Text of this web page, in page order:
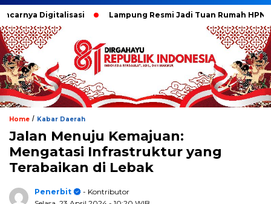
Digitalisasi Lampung Resmi Jadi Tuan Rumah HPN dan
Home / Kabar Daerah
Jalan Menuju Kemajuan:
Mengatasi Infrastruktur yang
Terabaikan di Lebak
Penerbit
- Kontributor